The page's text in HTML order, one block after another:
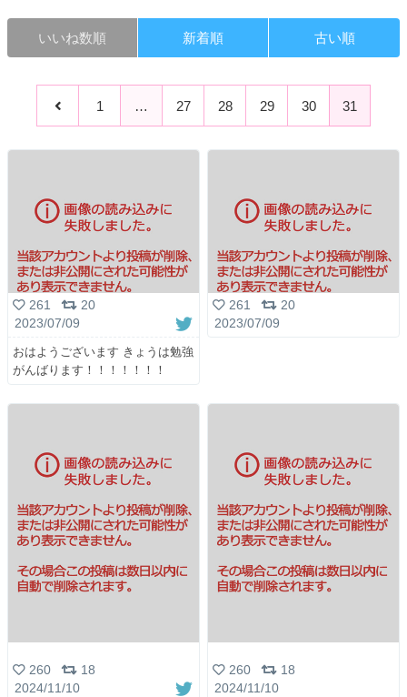
いいね数順 新着順 古い順
1 … 27 28 29 30 31
261
20
2023/07/09
おはようございます きょうは勉強
がんばります！！！！！！！
261
20
2023/07/09
260
18
2024/11/10
260
18
2024/11/10